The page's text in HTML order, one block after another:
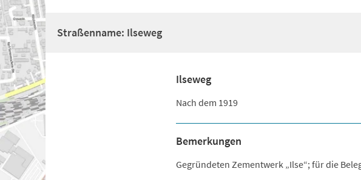
Straßenname: Ilseweg
Ilseweg
Nach dem 1919
Bemerkungen
Gegründeten Zementwerk „Ilse“; für die